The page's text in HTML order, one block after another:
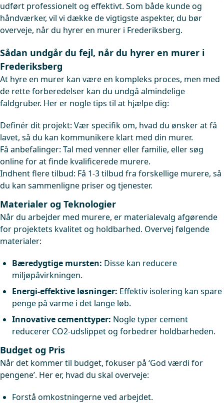
udført professionelt og effektivt. Som både kunde og
håndværker, vil vi dække de vigtigste aspekter, du bør
overveje, når du hyrer en murer i Frederiksberg.
Sådan undgår du fejl, når du hyrer en murer i
Frederiksberg
At hyre en murer kan være en kompleks proces, men med
de rette forberedelser kan du undgå almindelige
faldgruber. Her er nogle tips til at hjælpe dig:
Definér dit projekt: Vær specifik om, hvad du ønsker at få
lavet, så du kan kommunikere klart med din murer.
Få anbefalinger: Tal med venner eller familie, eller søg
online for at finde kvalificerede murere.
Indhent flere tilbud: Få 1-3 tilbud fra forskellige murere, så
du kan sammenligne priser og tjenester.
Materialer og Teknologier
Når du arbejder med murere, er materialevalg afgørende
for projektets kvalitet og holdbarhed. Overvej følgende
materialer:
Bæredygtige mursten: Disse kan reducere
miljøpåvirkningen.
Energi-effektive løsninger: Effektiv isolering kan spare
penge på varme i det lange løb.
Innovative cementtyper: Nogle typer cement
reducerer CO2-udslippet og forbedrer holdbarheden.
Budget og Pris
Når det kommer til budget, fokuser på ‘God værdi for
pengene’. Her er, hvad du skal overveje:
Forstå omkostningerne ved arbejdet.